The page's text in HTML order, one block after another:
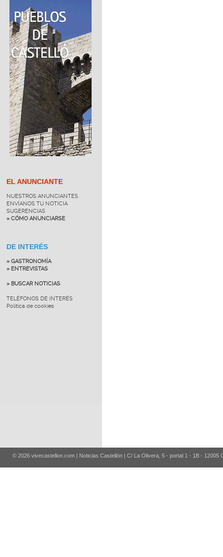
EL ANUNCIANTE
NUESTROS ANUNCIANTES
ENVÍANOS TU NOTICIA
SUGERENCIAS
» CÓMO ANUNCIARSE
DE INTERÉS
» GASTRONOMÍA
» ENTREVISTAS
» BUSCAR NOTICIAS
TELÉFONOS DE INTERÉS
Política de cookies
© 2026 vivecastellon.com | Noticias Castellón | C/ La Olivera, 5 - portal 1 - 1B - 12005